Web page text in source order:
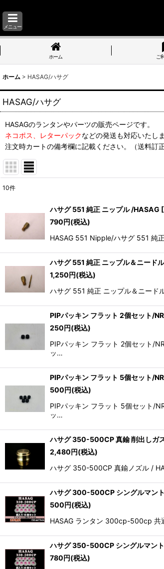
メニュー
ホーム ご
ホーム > HASAG/ハサグ
HASAG/ハサグ
HASAGのランタンやパーツの販売ページです。
ネコポス、レターパックなどの発送も対応いたしま
注文時カートの備考欄に記載ください。（送料訂
並び順
10件
ハサグ 551 純正 ニップル /HASAG [
790円(税込)
HASAG 551 Nipple/ハサグ 551 純
ハサグ 551 純正 ニップル＆ニード
1,250円(税込)
ハサグ 551 純正 ニップル＆ニー
PIPパッキン フラット 2個セット/
250円(税込)
PIPパッキン フラット 2個セット/
ッ…
PIPパッキン フラット 5個セット/
500円(税込)
PIPパッキン フラット 5個セット/
ッ…
ハサグ 350-500CP 真鍮 削出しガ
2,480円(税込)
ハサグ 350-500CP 真鍮ノズル /
ハサグ 300-500CP シングルマン
500円(税込)
HASAG ランタン 300cp-500cp
ハサグ 350-500CP シングルマン
780円(税込)